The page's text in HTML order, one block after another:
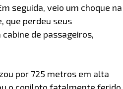
seguida, veio um choque na
que perdeu seus
de passageiros,
por 725 metros em alta